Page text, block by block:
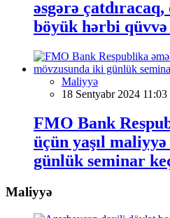
əsgərə
böyük hərbi qüvvə
Maliyyə
18 Sentyabr 2024 11:03
FMO Bank
üçün yaşıl
günlük seminar
Maliyyə